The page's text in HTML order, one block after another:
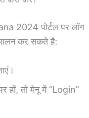
2024 पोर्टल पर लॉग
कर सकते है:
हों, तो मेनू में “Login”